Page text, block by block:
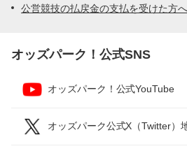
公営競技の払戻金の支払を受けた方へ
オッズパーク！公式SNS
オッズパーク！公式YouTube
オッズパーク公式X（Twitter）